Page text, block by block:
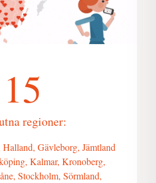
15
regioner:
Gävleborg, Jämtland
Kalmar, Kronoberg,
Stockholm, Sörmland,